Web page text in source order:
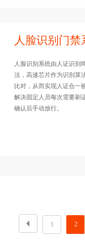
人脸识别门禁
人脸识别系统由人证识别
法，高速芯片作为识别算
比对，从而实现人证合一
解决固定人员每次需要刷
确认后手动放行。
1 2